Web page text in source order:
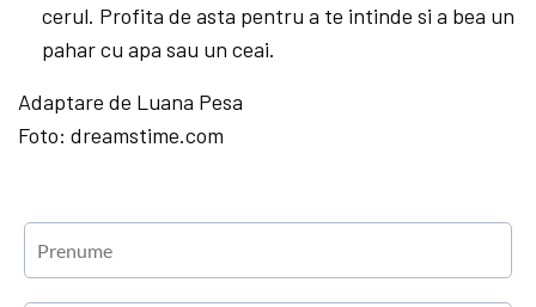
cerul. Profita de asta pentru a te intinde si a bea un
pahar cu apa sau un ceai.
Adaptare de Luana Pesa
Foto: dreamstime.com